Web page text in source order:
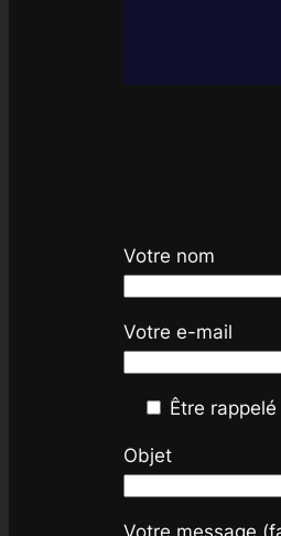
Votre nom
Votre e-mail
Être
Objet
Votre message